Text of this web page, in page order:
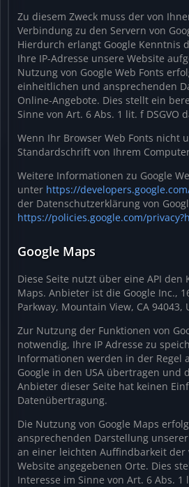
Zu diesem Zweck muss der von
Verbindung zu den Servern von
Hierdurch erlangt Google Kenntnis
Ihre IP-Adresse unsere Website
Nutzung von Google Web Fonts
einheitlichen und ansprechenden
Online-Angebote. Dies stellt ein
Sinne von Art. 6 Abs. 1 lit. f DSGVO
Wenn Ihr Browser Web Fonts nicht
Standardschrift von Ihrem
Weitere Informationen zu Google
unter https://
der Datenschutzerklärung von
https://policies.google.com/
Google Maps
Diese Seite nutzt über eine API den
Maps. Anbieter ist die Google Inc.,
Parkway, Mountain View, CA 94043,
Zur Nutzung der Funktionen von
notwendig, Ihre IP Adresse zu
Informationen werden in der Regel
Google in den USA übertragen und
Anbieter dieser Seite hat keinen
Datenübertragung.
Die Nutzung von Google Maps
ansprechenden Darstellung
an einer leichten Auffindbarkeit der
Website angegebenen Orte. Dies
Interesse im Sinne von Art. 6 Abs. 1